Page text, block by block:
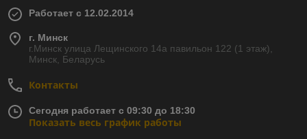
Работает с 12.02.2014
г. Минск
г.Минск улица Лещинского 14а павильон 122 (1 этаж),
Минск, Беларусь
Контакты
Сегодня работает с 09:30 до 18:30
Показать весь график работы